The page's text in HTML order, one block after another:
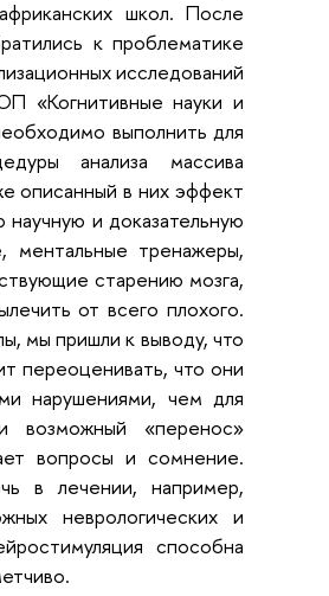
школ. После
к проблематике
исследований
«Когнитивные науки и
выполнить для
анализа массива
описанный в них эффект
и доказательную
ментальные тренажеры,
старению мозга,
от всего плохого.
мы пришли к выводу, что
переоценивать, что они
нарушениями, чем для
возможный «перенос»
вопросы и сомнение.
в лечении, например,
неврологических и
способна